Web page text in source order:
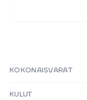
KOKONAISVARAT
KULUT